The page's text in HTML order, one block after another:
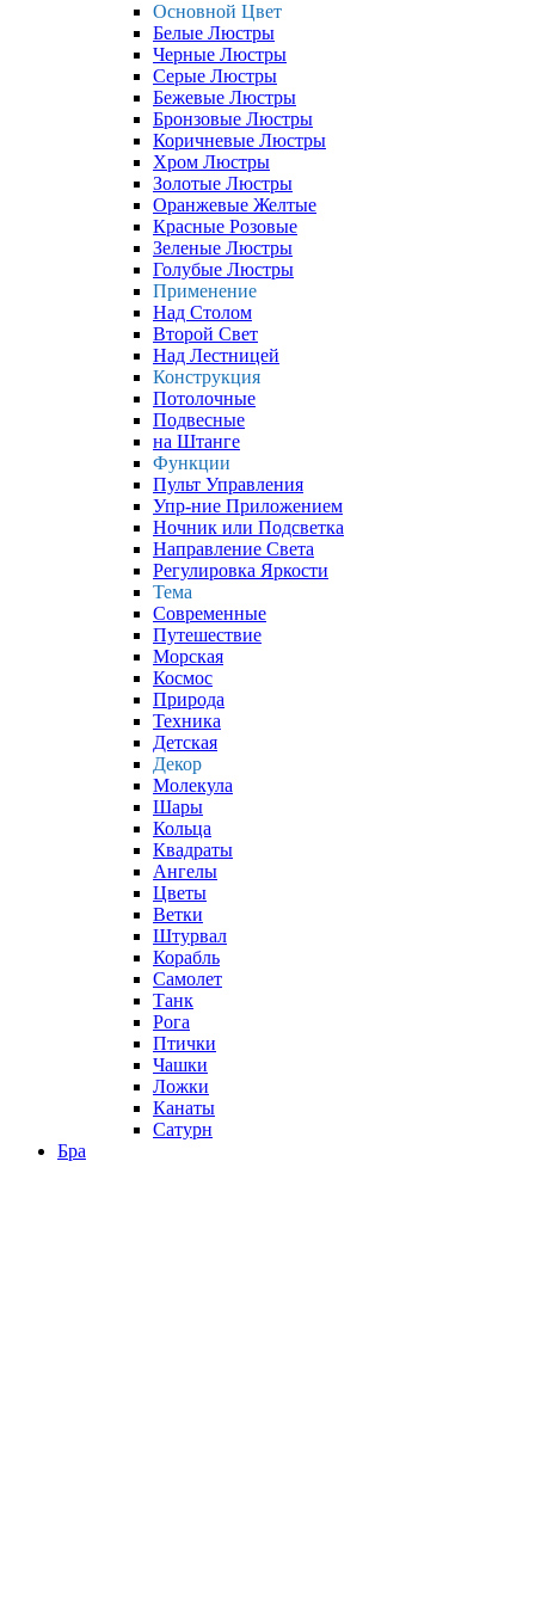
Основной Цвет
Белые Люстры
Черные Люстры
Серые Люстры
Бежевые Люстры
Бронзовые Люстры
Коричневые Люстры
Хром Люстры
Золотые Люстры
Оранжевые Желтые
Красные Розовые
Зеленые Люстры
Голубые Люстры
Применение
Над Столом
Второй Свет
Над Лестницей
Конструкция
Потолочные
Подвесные
на Штанге
Функции
Пульт Управления
Упр-ние Приложением
Ночник или Подсветка
Направление Света
Регулировка Яркости
Тема
Современные
Путешествие
Морская
Космос
Природа
Техника
Детская
Декор
Молекула
Шары
Кольца
Квадраты
Ангелы
Цветы
Ветки
Штурвал
Корабль
Самолет
Танк
Рога
Птички
Чашки
Ложки
Канаты
Сатурн
Бра